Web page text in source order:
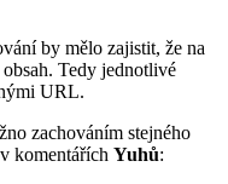
by mělo zajistit, že na
Tedy jednotlivé
URL.
zachováním stejného
komentářích Yuhů: